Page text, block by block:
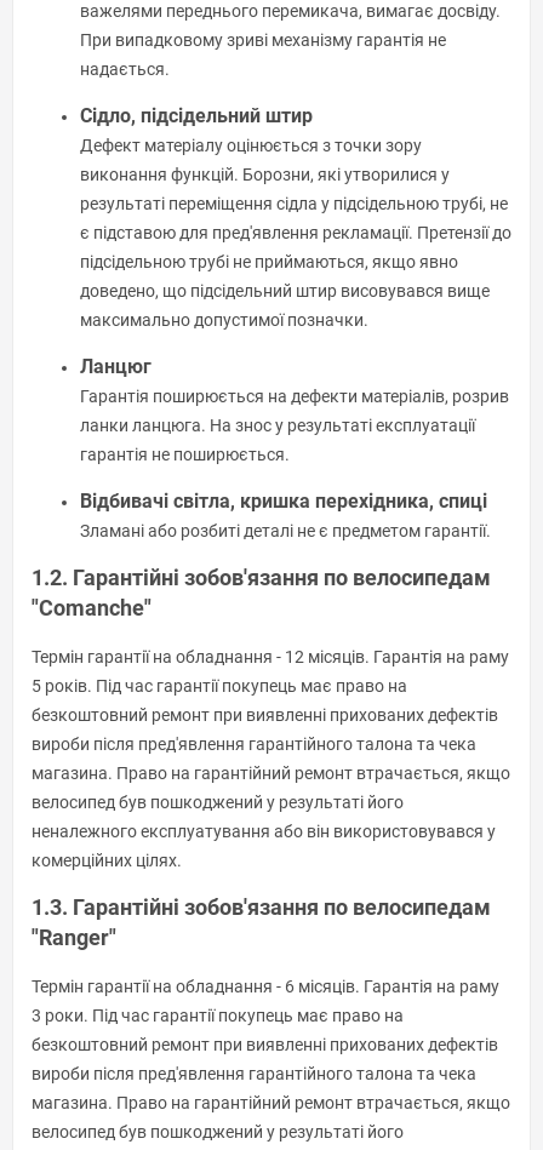
важелями переднього перемикача, вимагає досвіду.
При випадковому зриві механізму гарантія не
надається.
Сідло, підсідельний штир
Дефект матеріалу оцінюється з точки зору
виконання функцій. Борозни, які утворилися у
результаті переміщення сідла у підсідельною трубі, не
є підставою для пред'явлення рекламації. Претензії до
підсідельною трубі не приймаються, якщо явно
доведено, що підсідельний штир висовувався вище
максимально допустимої позначки.
Ланцюг
Гарантія поширюється на дефекти матеріалів, розрив
ланки ланцюга. На знос у результаті експлуатації
гарантія не поширюється.
Відбивачі світла, кришка перехідника, спиці
Зламані або розбиті деталі не є предметом гарантії.
1.2. Гарантійні зобов'язання по велосипедам
"Comanche"
Термін гарантії на обладнання - 12 місяців. Гарантія на раму
5 років. Під час гарантії покупець має право на
безкоштовний ремонт при виявленні прихованих дефектів
вироби після пред'явлення гарантійного талона та чека
магазина. Право на гарантійний ремонт втрачається, якщо
велосипед був пошкоджений у результаті його
неналежного експлуатування або він використовувався у
комерційних цілях.
1.3. Гарантійні зобов'язання по велосипедам
"Ranger"
Термін гарантії на обладнання - 6 місяців. Гарантія на раму
3 роки. Під час гарантії покупець має право на
безкоштовний ремонт при виявленні прихованих дефектів
вироби після пред'явлення гарантійного талона та чека
магазина. Право на гарантійний ремонт втрачається, якщо
велосипед був пошкоджений у результаті його